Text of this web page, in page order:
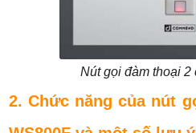
Nút gọi đàm thoại 2
2. Chức năng của nút